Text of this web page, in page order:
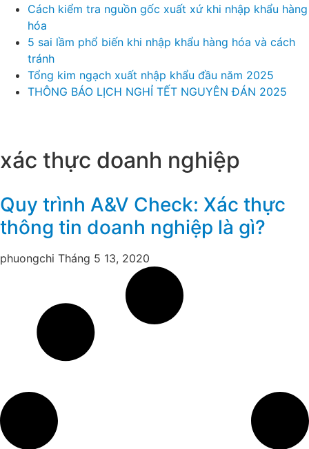
Cách kiểm tra nguồn gốc xuất xứ khi nhập khẩu hàng
hóa
5 sai lầm phổ biến khi nhập khẩu hàng hóa và cách
tránh
Tổng kim ngạch xuất nhập khẩu đầu năm 2025
THÔNG BÁO LỊCH NGHỈ TẾT NGUYÊN ĐÁN 2025
xác thực doanh nghiệp
Quy trình A&V Check: Xác thực
thông tin doanh nghiệp là gì?
phuongchi Tháng 5 13, 2020